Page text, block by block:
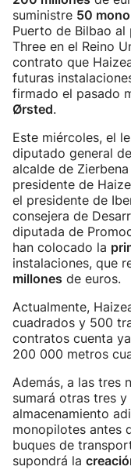
suministre 50
Puerto de Bilbao al
Three en el Reino
contrato que
futuras
firmado el pasado
Ørsted.
Este miércoles, el
diputado general
alcalde de
presidente de
el presidente de
consejera de
diputada de
han colocado la
instalaciones, que
millones de euros.
Actualmente,
cuadrados y 500
contratos cuenta
200 000 metros
Además, a las tres
sumará otras tres
almacenamiento
monopilotes antes
buques de
supondrá la